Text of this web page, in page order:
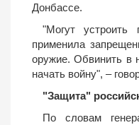
Донбассе.
"Могут устроить
применила
оружие. Обвинить в
начать войну", –
"Защита"
По словам